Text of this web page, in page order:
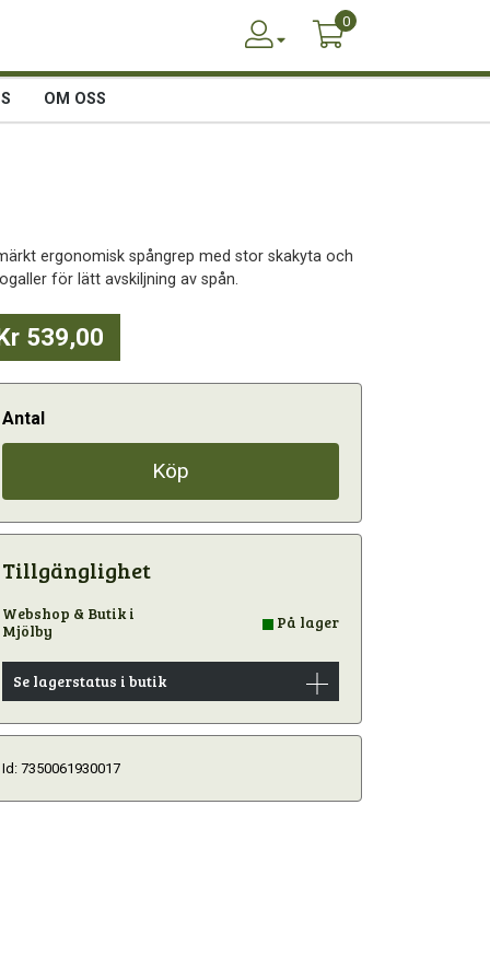
0
OM OSS
ergonomisk spångrep med stor skakyta och
för lätt avskiljning av spån.
539,00
Antal
Köp
Tillgänglighet
Webshop & Butik i
Mjölby
På lager
Se lagerstatus i butik
Id: 7350061930017